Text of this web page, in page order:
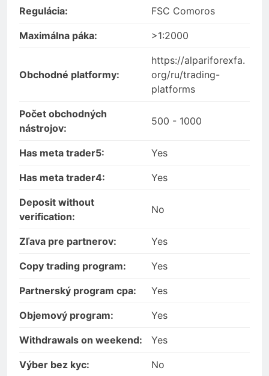
Regulácia: FSC Comoros
Maximálna páka: >1:2000
Obchodné platformy:
https://alpariforexfa.
org/ru/trading-
platforms
Počet obchodných
nástrojov:
500 - 1000
Has meta trader5: Yes
Has meta trader4: Yes
Deposit without
verification:
No
Zľava pre partnerov: Yes
Copy trading program: Yes
Partnerský program cpa: Yes
Objemový program: Yes
Withdrawals on weekend: Yes
Výber bez kyc: No